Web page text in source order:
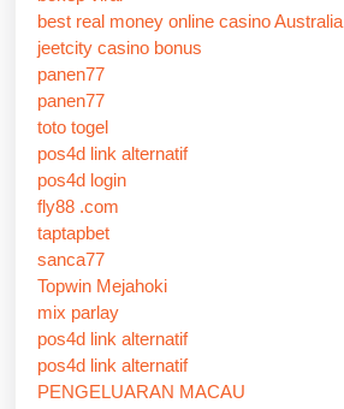
best real money online casino Australia
jeetcity casino bonus
panen77
panen77
toto togel
pos4d link alternatif
pos4d login
fly88 .com
taptapbet
sanca77
Topwin Mejahoki
mix parlay
pos4d link alternatif
pos4d link alternatif
PENGELUARAN MACAU